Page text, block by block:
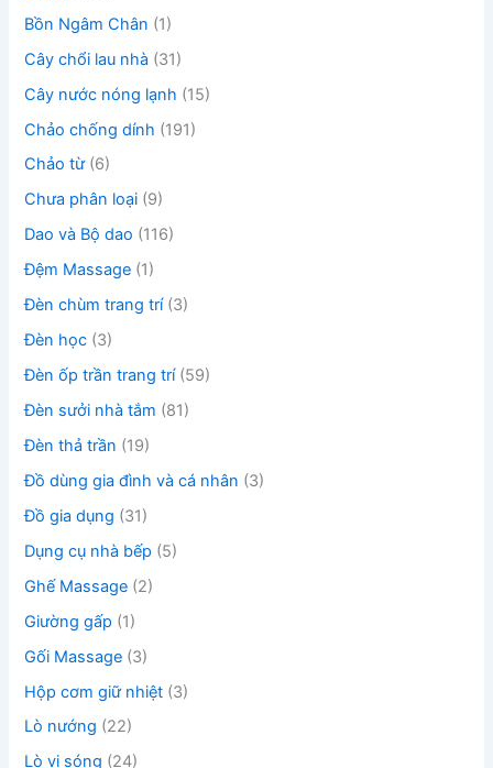
Bồn Ngâm Chân (1)
Cây chổi lau nhà (31)
Cây nước nóng lạnh (15)
Chảo chống dính (191)
Chảo từ (6)
Chưa phân loại (9)
Dao và Bộ dao (116)
Đệm Massage (1)
Đèn chùm trang trí (3)
Đèn học (3)
Đèn ốp trần trang trí (59)
Đèn sưởi nhà tắm (81)
Đèn thả trần (19)
Đồ dùng gia đình và cá nhân (3)
Đồ gia dụng (31)
Dụng cụ nhà bếp (5)
Ghế Massage (2)
Giường gấp (1)
Gối Massage (3)
Hộp cơm giữ nhiệt (3)
Lò nướng (22)
Lò vi sóng (24)